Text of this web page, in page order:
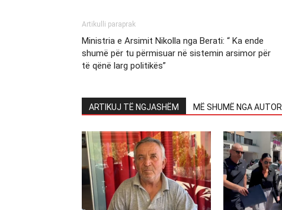
Artikulli paraprak
Ministria e Arsimit Nikolla nga Berati: “ Ka ende
shumë për tu përmisuar në sistemin arsimor për
të qënë larg politikës”
ARTIKUJ TË NGJASHËM MË SHUMË NGA AUTORI